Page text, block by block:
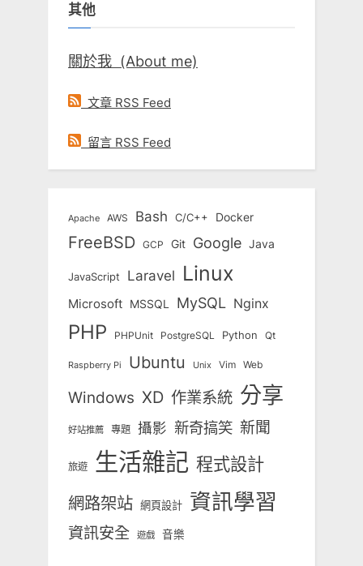
字:
其他
關於我 (About me)
文章 RSS Feed
留言 RSS Feed
Apache AWS Bash C/C++ Docker
FreeBSD GCP Git Google Java
JavaScript Laravel Linux
Microsoft MSSQL MySQL Nginx
PHP PHPUnit PostgreSQL Python Qt
Raspberry Pi Ubuntu Unix Vim Web
Windows XD 作業系統 分享
好站推薦 專題 攝影 新奇搞笑 新聞
旅遊 生活雜記 程式設計
網路架站 網頁設計 資訊學習
資訊安全 遊戲 音樂